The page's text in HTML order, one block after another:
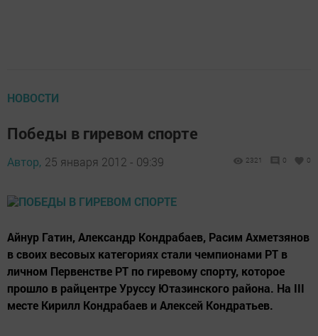
НОВОСТИ
Победы в гиревом спорте
Автор, 25 января 2012 - 09:39 2321 0 0
Айнур Гатин, Александр Кондрабаев, Расим Ахметзянов
в своих весовых категориях стали чемпионами РТ в
личном Первенстве РТ по гиревому спорту, которое
прошло в райцентре Уруссу Ютазинского района. На III
месте Кирилл Кондрабаев и Алексей Кондратьев.